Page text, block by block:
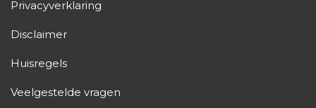
Privacyverklaring
Disclaimer
Huisregels
Veelgestelde vragen